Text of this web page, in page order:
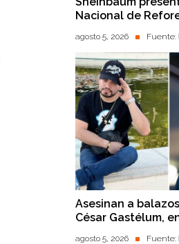
Nacional de
agosto 5, 2026 Fuente:
Asesinan a
César Gastélum,
agosto 5, 2026 Fuente: